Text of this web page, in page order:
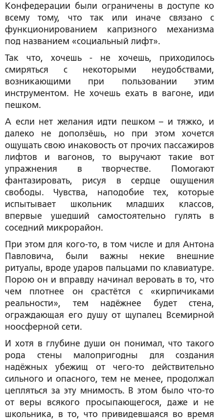
Конфедерации были ограничены в доступе ко
всему тому, что так или иначе связано с
функционированием капризного механизма
под названием «социальный лифт».
Так что, хочешь - не хочешь, приходилось
смиряться с некоторыми неудобствами,
возникающими при пользовании этим
инструментом. Не хочешь ехать в вагоне, иди
пешком.
А если нет желания идти пешком – и тяжко, и
далеко не доползёшь, но при этом хочется
ощущать свою инаковость от прочих пассажиров
лифтов и вагонов, то выручают такие вот
упражнения в творчестве. Помогают
фантазировать, рисуя в сердце ощущения
свободы. Чувства, наподобие тех, которые
испытывает школьник младших классов,
впервые ушедший самостоятельно гулять в
соседний микрорайон.
При этом для кого-то, в том числе и для Антона
Павловича, были важны некие внешние
ритуалы, вроде ударов пальцами по клавиатуре.
Порою он и вправду начинал веровать в то, что
чем плотнее он срастётся с «кирпичиками
реальности», тем надёжнее будет стена,
ограждающая его душу от щупалец Всемирной
ноосферной сети.
И хотя в глубине души он понимал, что такого
рода стены малопригодны для создания
надёжных убежищ от чего-то действительно
сильного и опасного, тем не менее, продолжал
цепляться за эту мнимость. В этом было что-то
от веры всякого просыпающегося, даже и не
школьника, в то, что привидевшаяся во время